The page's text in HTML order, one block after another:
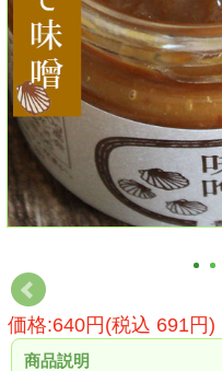
価格:640円(税込 691円)
商品説明